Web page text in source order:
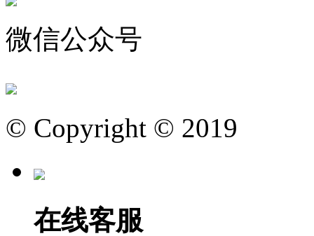
微信公众号
© Copyright © 2019
在线客服